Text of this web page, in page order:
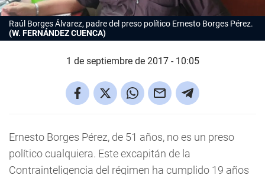
Raúl Borges Álvarez, padre del preso político Ernesto Borges Pérez.
(W. FERNÁNDEZ CUENCA)
1 de septiembre de 2017 - 10:05
Ernesto Borges Pérez, de 51 años, no es un preso
político cualquiera. Este excapitán de la
Contrainteligencia del régimen ha cumplido 19 años